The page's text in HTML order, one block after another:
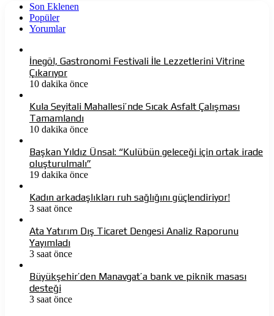
Son Eklenen
Popüler
Yorumlar
İnegöl, Gastronomi Festivali İle Lezzetlerini Vitrine
Çıkarıyor
10 dakika önce
Kula Seyitali Mahallesi’nde Sıcak Asfalt Çalışması
Tamamlandı
10 dakika önce
Başkan Yıldız Ünsal: “Kulübün geleceği için ortak irade
oluşturulmalı”
19 dakika önce
Kadın arkadaşlıkları ruh sağlığını güçlendiriyor!
3 saat önce
Ata Yatırım Dış Ticaret Dengesi Analiz Raporunu
Yayımladı
3 saat önce
Büyükşehir’den Manavgat’a bank ve piknik masası
desteği
3 saat önce